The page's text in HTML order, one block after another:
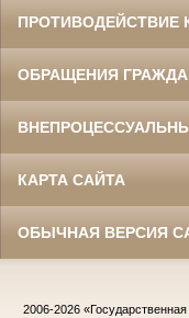
ПРОТИВОДЕЙСТВИЕ
ОБРАЩЕНИЯ
КАРТА САЙТА
ОБЫЧНАЯ ВЕРСИЯ
2006-2026